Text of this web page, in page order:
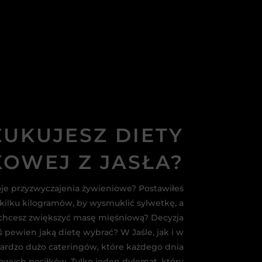
DIETY
Z JASŁA?
przyzwyczajenia żywieniowe? Postawiłeś
kilogramów, by wysmuklić sylwetkę, a
zwiększyć masę mięśniową? Decyzja
pewien jaką dietę wybrać? W Jaśle, jak i w
dużo cateringów, które każdego dnia
smacznie
i tanio!